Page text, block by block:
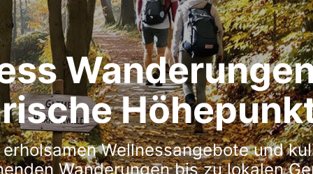
Wellnessangebote und
Wanderungen bis zu lokalen